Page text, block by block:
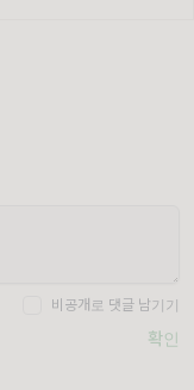
비공개로 댓글 남기기
확인